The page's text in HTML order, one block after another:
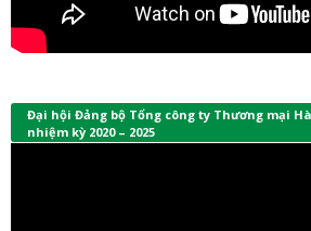
Đại hội Đảng bộ Tổng công ty Thương mại
nhiệm kỳ 2020 – 2025